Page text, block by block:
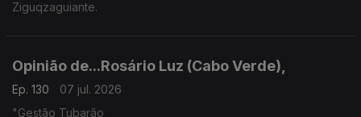
Ziguqzaguiante.
Opinião de...Rosário Luz (Cabo Verde),
Ep. 130
07 jul. 2026
"Gestão Tubarão